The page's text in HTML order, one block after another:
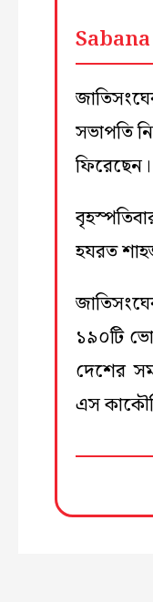
সভাপতি
ফিরেছেন।
হযরত
১৯০টি
দেশের
এস